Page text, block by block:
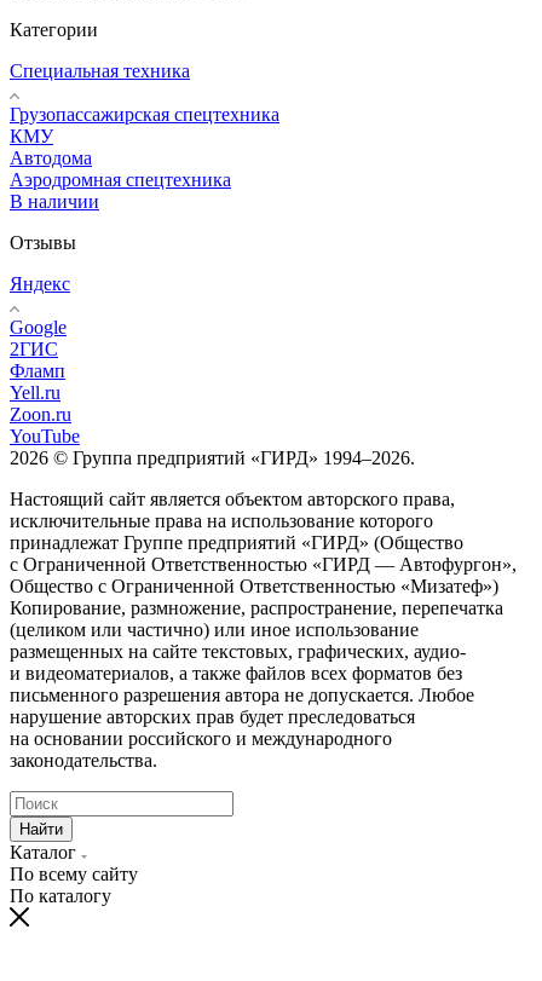
Категории
Специальная техника
Грузопассажирская спецтехника
КМУ
Автодома
Аэродромная спецтехника
В наличии
Отзывы
Яндекс
Google
2ГИС
Фламп
Yell.ru
Zoon.ru
YouTube
2026 © Группа предприятий «ГИРД» 1994–2026.
Настоящий сайт является объектом авторского права,
исключительные права на использование которого
принадлежат Группе предприятий «ГИРД» (Общество
с Ограниченной Ответственностью «ГИРД — Автофургон»,
Общество с Ограниченной Ответственностью «Мизатеф»)
Копирование, размножение, распространение, перепечатка
(целиком или частично) или иное использование
размещенных на сайте текстовых, графических, аудио-
и видеоматериалов, а также файлов всех форматов без
письменного разрешения автора не допускается. Любое
нарушение авторских прав будет преследоваться
на основании российского и международного
законодательства.
Найти
Каталог
По всему сайту
По каталогу